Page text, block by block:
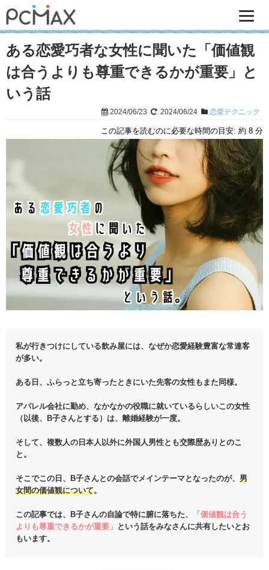
ある恋愛巧者な女性に聞いた「価値観
は合うよりも尊重できるかが重要」と
いう話
2024/06/23 2024/06/24 恋愛テクニック
この記事を読むのに必要な時間の目安: 約 8 分
私が行きつけにしている飲み屋には、なぜか恋愛経験豊富な常連客
が多い。
ある日、ふらっと立ち寄ったときにいた先客の女性もまた同様。
アパレル会社に勤め、なかなかの役職に就いているらしいこの女性
（以後、B子さんとする）は、離婚経験が一度。
そして、複数人の日本人以外に外国人男性とも交際歴ありとのこ
と。
そこでこの日、B子さんとの会話でメインテーマとなったのが、 男
女間の価値観について。
この記事では、B子さんの自論で特に腑に落ちた、
「価値観は合う
よりも尊重できるかが重要」 という話をみなさんに共有したいとお
もいます。